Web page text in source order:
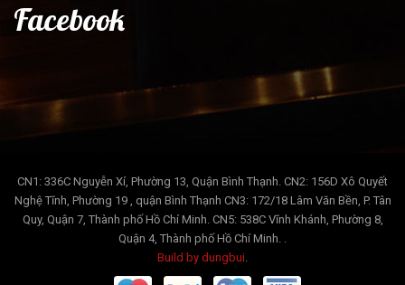
Facebook
CN1: 336C Nguyễn Xí, Phường 13, Quận Bình Thạnh. CN2: 156D Xô Quyết
Nghệ Tĩnh, Phường 19 , quận Bình Thạnh CN3: 172/18 Lâm Văn Bền, P. Tân
Quy, Quận 7, Thành phố Hồ Chí Minh. CN5: 538C Vĩnh Khánh, Phường 8,
Quận 4, Thành phố Hồ Chí Minh. .
Build by dungbui.